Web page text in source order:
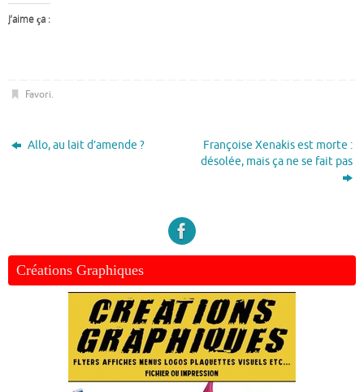
J’aime ça :
Favori.
Allo, au lait d’amende ?
Françoise Xenakis est morte :
désolée, mais ça ne se fait pas
Créations Graphiques